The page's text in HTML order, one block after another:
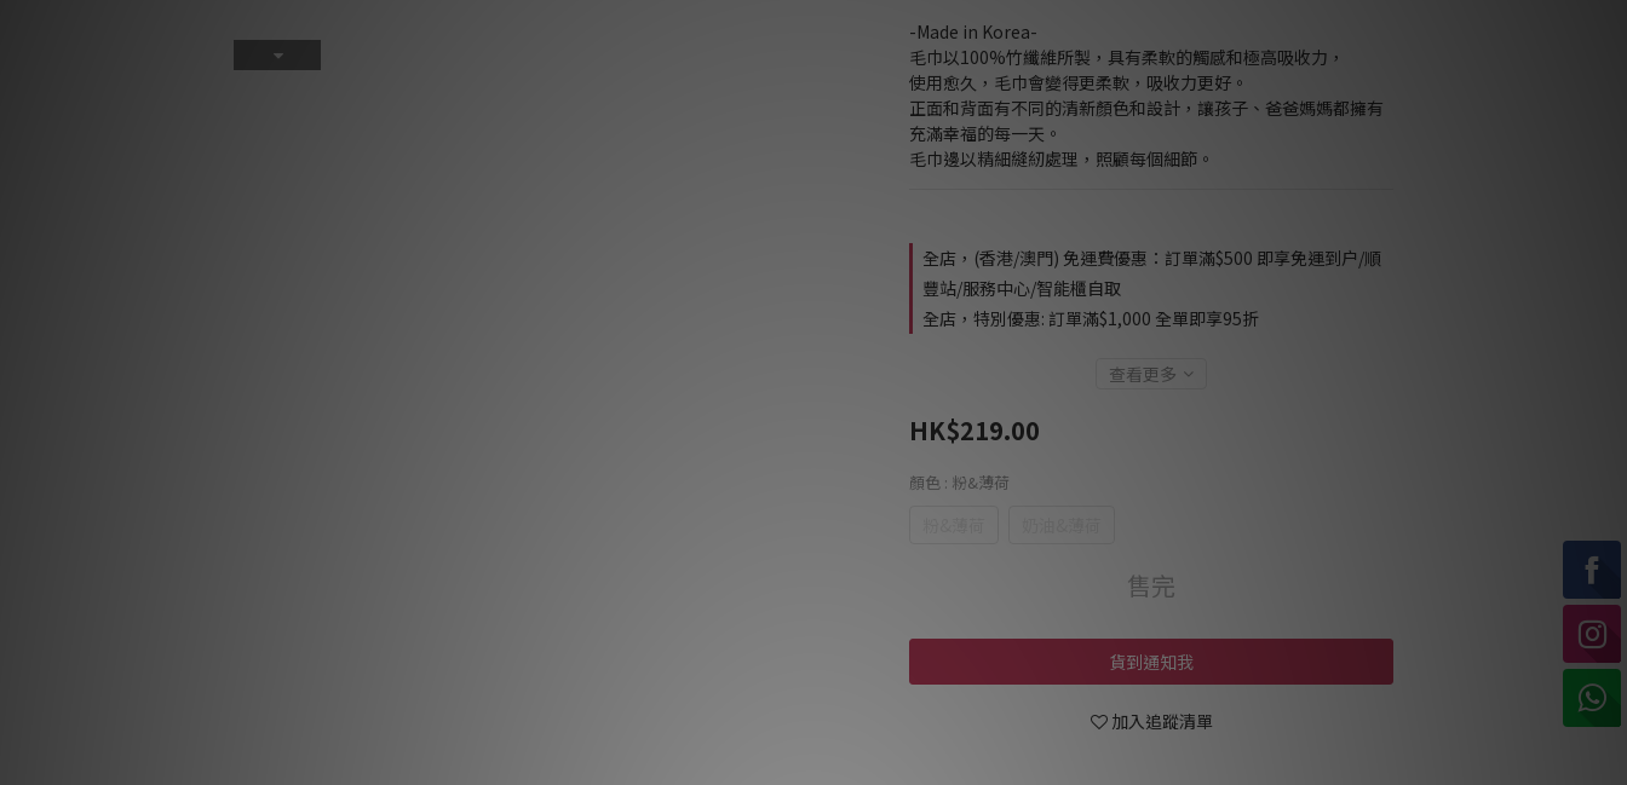
-Made in Korea-
毛巾以100%竹纖維所製，具有柔軟的觸感和極高吸收力，
使用愈久，毛巾會變得更柔軟，吸收力更好。
正面和背面有不同的清新顏色和設計，讓孩子、爸爸媽媽都擁有
充滿幸福的每一天。
毛巾邊以精細縫紉處理，照顧每個細節。
全店，(香港/澳門) 免運費優惠：訂單滿$500 即享免運到户/順
豐站/服務中心/智能櫃自取
全店，特別優惠: 訂單滿$1,000 全單即享95折
查看更多
HK$219.00
顏色 : 粉&薄荷
售完
貨到通知我
加入追蹤清單